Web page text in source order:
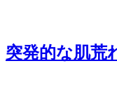
突発的な肌荒